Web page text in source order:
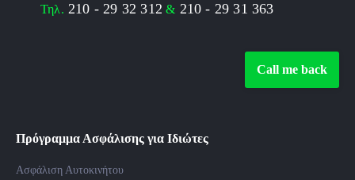
Τηλ. 210 - 29 32 312 & 210 - 29 31 363
Call me back
Πρόγραμμα Ασφάλισης για Ιδιώτες
Ασφάλιση Αυτοκινήτου